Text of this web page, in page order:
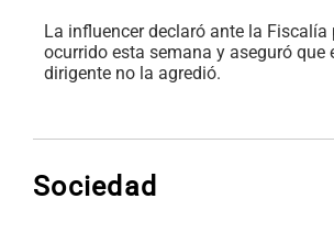
La influencer declaró ante la Fiscalía
ocurrido esta semana y aseguró que
dirigente no la agredió.
Sociedad